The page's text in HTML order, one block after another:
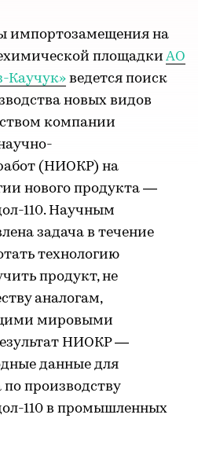
импортозамещения на
площадки АО
Каучук» ведется поиск
новых видов
компании
(НИОКР) на
нового продукта —
110. Научным
задача в течение
технологию
продукт, не
аналогам,
мировыми
НИОКР —
данные для
производству
110 в промышленных